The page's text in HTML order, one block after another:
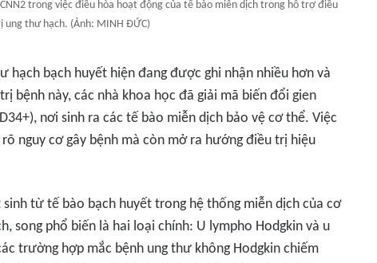
trong việc điều hòa hoạt động của tế bào miễn dịch trong hỗ trợ điều
ung thư hạch. (Ảnh: MINH ĐỨC)
hạch bạch huyết hiện đang được ghi nhận nhiều hơn và
bệnh này, các nhà khoa học đã giải mã biến đổi gien
nơi sinh ra các tế bào miễn dịch bảo vệ cơ thể. Việc
nguy cơ gây bệnh mà còn mở ra hướng điều trị hiệu
từ tế bào bạch huyết trong hệ thống miễn dịch của cơ
song phổ biến là hai loại chính: U lympho Hodgkin và u
trường hợp mắc bệnh ung thư không Hodgkin chiếm